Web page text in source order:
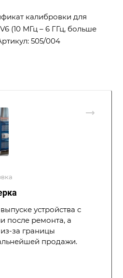
калибровки для
(10 МГц – 6 ГГц, больше
505/004
устройства с
после ремонта, а
за границы
продажи.